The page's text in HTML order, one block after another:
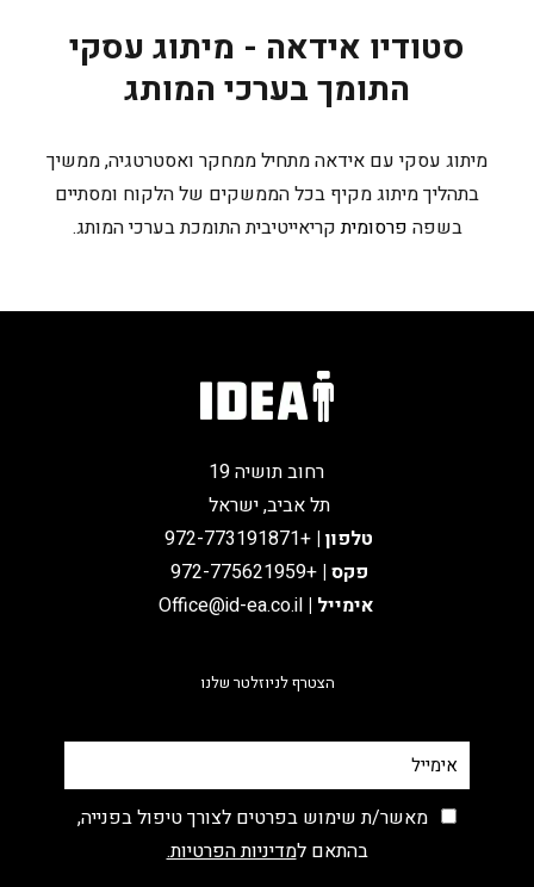
סטודיו אידאה - מיתוג עסקי
התומך בערכי המותג
מיתוג עסקי עם אידאה מתחיל ממחקר ואסטרטגיה, ממשיך
בתהליך מיתוג מקיף בכל הממשקים של הלקוח ומסתיים
בשפה פרסומיתקריאייטיבית התומכת בערכי המותג.
רחוב תושיה 19
תל אביב, ישראל
טלפון|
+972-773191871
פקס | +972-775621959
אימייל |
הצטרף לניוזלטר שלנו
מאשר/ת שימוש בפרטים לצורך טיפול בפנייה,
בהתאם למדיניות הפרטיות.